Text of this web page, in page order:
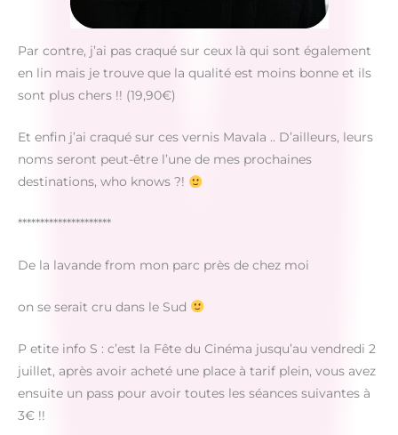
Par contre, j’ai pas craqué sur ceux là qui sont également
en lin mais je trouve que la qualité est moins bonne et ils
sont plus chers !! (19,90€)
Et enfin j’ai craqué sur ces vernis Mavala .. D’ailleurs, leurs
noms seront peut-être l’une de mes prochaines
destinations, who knows ?!
*********************
De la lavande from mon parc près de chez moi
on se serait cru dans le Sud
P etite info S : c’est la Fête du Cinéma jusqu’au vendredi 2
juillet, après avoir acheté une place à tarif plein, vous avez
ensuite un pass pour avoir toutes les séances suivantes à
3€ !!